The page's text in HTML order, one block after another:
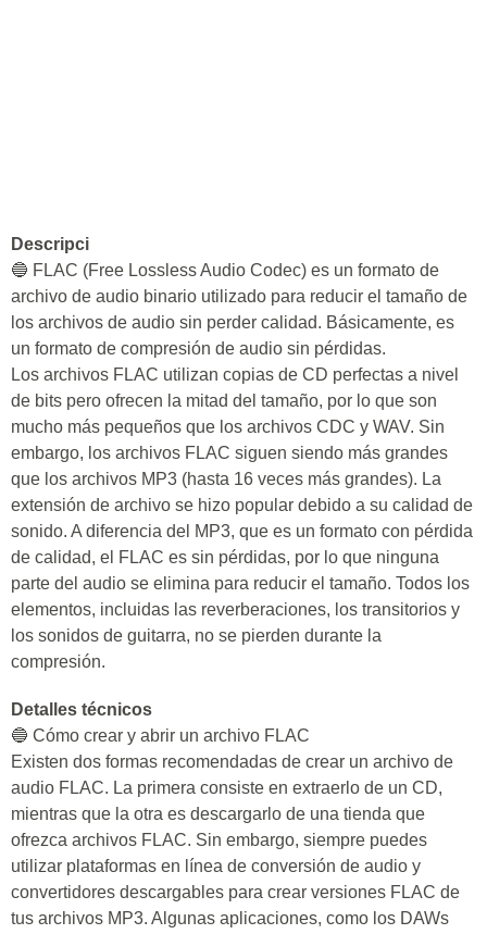
Descripci
🔵 FLAC (Free Lossless Audio Codec) es un formato de
archivo de audio binario utilizado para reducir el tamaño de
los archivos de audio sin perder calidad. Básicamente, es
un formato de compresión de audio sin pérdidas.
Los archivos FLAC utilizan copias de CD perfectas a nivel
de bits pero ofrecen la mitad del tamaño, por lo que son
mucho más pequeños que los archivos CDC y WAV. Sin
embargo, los archivos FLAC siguen siendo más grandes
que los archivos MP3 (hasta 16 veces más grandes). La
extensión de archivo se hizo popular debido a su calidad de
sonido. A diferencia del MP3, que es un formato con pérdida
de calidad, el FLAC es sin pérdidas, por lo que ninguna
parte del audio se elimina para reducir el tamaño. Todos los
elementos, incluidas las reverberaciones, los transitorios y
los sonidos de guitarra, no se pierden durante la
compresión.
Detalles técnicos
🔵 Cómo crear y abrir un archivo FLAC
Existen dos formas recomendadas de crear un archivo de
audio FLAC. La primera consiste en extraerlo de un CD,
mientras que la otra es descargarlo de una tienda que
ofrezca archivos FLAC. Sin embargo, siempre puedes
utilizar plataformas en línea de conversión de audio y
convertidores descargables para crear versiones FLAC de
tus archivos MP3. Algunas aplicaciones, como los DAWs